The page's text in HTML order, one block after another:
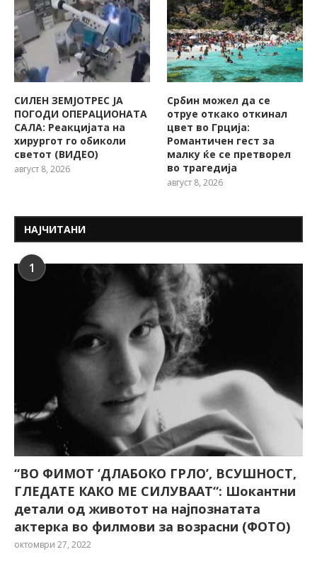
СИЛЕН ЗЕМЈОТРЕС ЈА
ПОГОДИ ОПЕРАЦИОНАТА
САЛА: Реакцијата на
хирургот го обиколи
светот (ВИДЕО)
август 8, 2026
Србин можел да се
отруе откако откинал
цвет во Грција:
Романтичен гест за
малку ќе се претворел
во трагедија
август 8, 2026
НАЈЧИТАНИ
1
“ВО ФИМОТ ‘ДЛАБОКО ГРЛО’, ВСУШНОСТ,
ГЛЕДАТЕ КАКО МЕ СИЛУВААТ“: Шокантни
детали од животот на најпознатата
актерка во филмови за возрасни (ФОТО)
октомври 27, 2022